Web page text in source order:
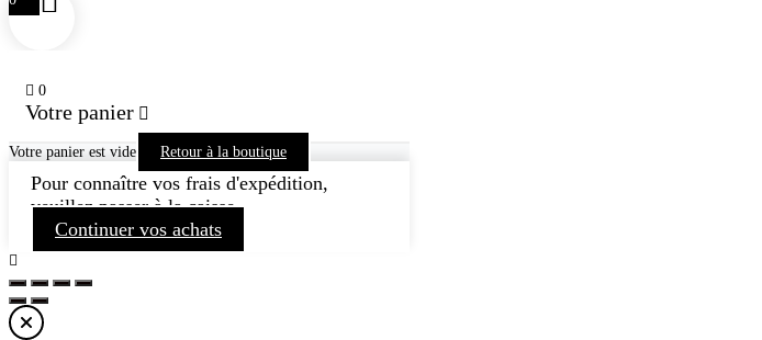
0
Votre panier
Votre panier est vide Retour à la boutique
Pour connaître vos frais d'expédition,
veuillez passer à la caisse.
Continuer vos achats